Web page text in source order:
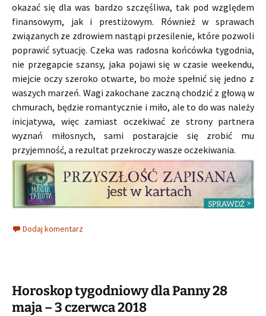
okazać się dla was bardzo szczęśliwa, tak pod względem
finansowym, jak i prestiżowym. Również w sprawach
związanych ze zdrowiem nastąpi przesilenie, które pozwoli
poprawić sytuację. Czeka was radosna końcówka tygodnia,
nie przegapcie szansy, jaka pojawi się w czasie weekendu,
miejcie oczy szeroko otwarte, bo może spełnić się jedno z
waszych marzeń. Wagi zakochane zaczną chodzić z głową w
chmurach, będzie romantycznie i miło, ale to do was należy
inicjatywa, więc zamiast oczekiwać ze strony partnera
wyznań miłosnych, sami postarajcie się zrobić mu
przyjemność, a rezultat przekroczy wasze oczekiwania.
Dodaj komentarz
Horoskop tygodniowy dla Panny 28
maja – 3 czerwca 2018